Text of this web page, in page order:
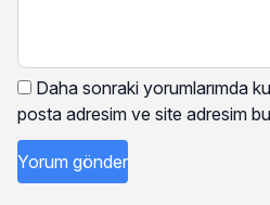
Daha sonraki yorumlarımda
posta adresim ve site adresim